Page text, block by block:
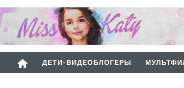
ДЕТИ-ВИДЕОБЛОГЕРЫ